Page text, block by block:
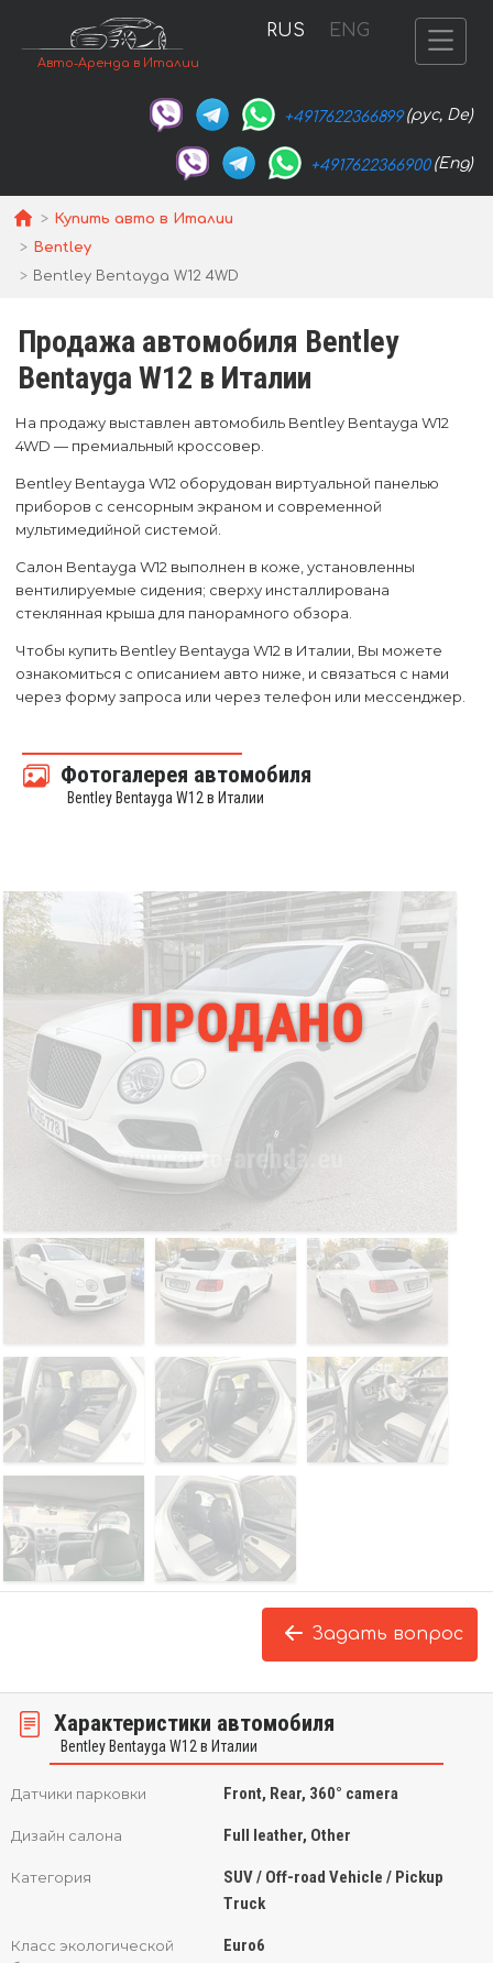
Авто-Аренда в Италии
RUS ENG
+4917622366899 (рус, De)
+4917622366900 (Eng)
Купить авто в Италии
Bentley
Bentley Bentayga W12 4WD
Продажа автомобиля Bentley
Bentayga W12 в Италии
На продажу выставлен автомобиль Bentley Bentayga W12
4WD — премиальный кроссовер.
Bentley Bentayga W12 оборудован виртуальной панелью
приборов с сенсорным экраном и современной
мультимедийной системой.
Салон Bentayga W12 выполнен в коже, установленны
вентилируемые сидения; сверху инсталлирована
стеклянная крыша для панорамного обзора.
Чтобы купить Bentley Bentayga W12 в Италии, Вы можете
ознакомиться с описанием авто ниже, и связаться с нами
через форму запроса или через телефон или мессенджер.
Фотогалерея автомобиля
Bentley Bentayga W12 в Италии
Задать вопрос
Характеристики автомобиля
Bentley Bentayga W12 в Италии
Датчики парковки Front, Rear, 360° camera
Дизайн салона Full leather, Other
Категория
SUV / Off-road Vehicle / Pickup
Truck
Класс экологической
Euro6